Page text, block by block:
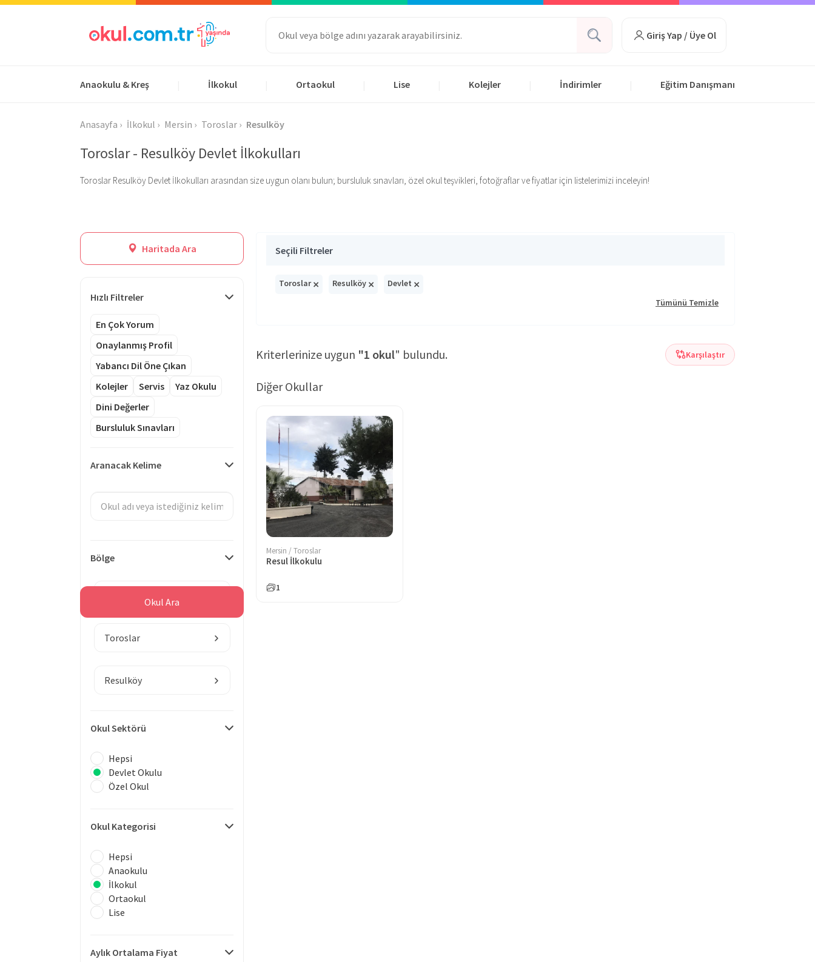
Giriş Yap / Üye Ol
Anaokulu & Kreş İlkokul Ortaokul Lise Kolejler İndirimler Eğitim Danışmanı
Anasayfa İlkokul Mersin Toroslar Resulköy
Toroslar - Resulköy Devlet İlkokulları
Toroslar Resulköy Devlet İlkokulları arasından size uygun olanı bulun; bursluluk sınavları, özel okul teşvikleri, fotoğraflar ve fiyatlar için listelerimizi inceleyin!
Haritada Ara
Hızlı Filtreler
En Çok Yorum
Onaylanmış Profil
Yabancı Dil Öne Çıkan
Kolejler
Servis
Yaz Okulu
Dini Değerler
Bursluluk Sınavları
Aranacak Kelime
Bölge
Toroslar
Resulköy
Okul Sektörü
Hepsi
Devlet Okulu
Özel Okul
Okul Kategorisi
Hepsi
Anaokulu
İlkokul
Ortaokul
Lise
Aylık Ortalama Fiyat
Okul Ara
Seçili Filtreler
Toroslar× Resulköy × Devlet ×
Tümünü Temizle
Kriterlerinize uygun "1 okul" bulundu. Karşılaştır
Diğer Okullar
Mersin / Toroslar
Resul İlkokulu
1